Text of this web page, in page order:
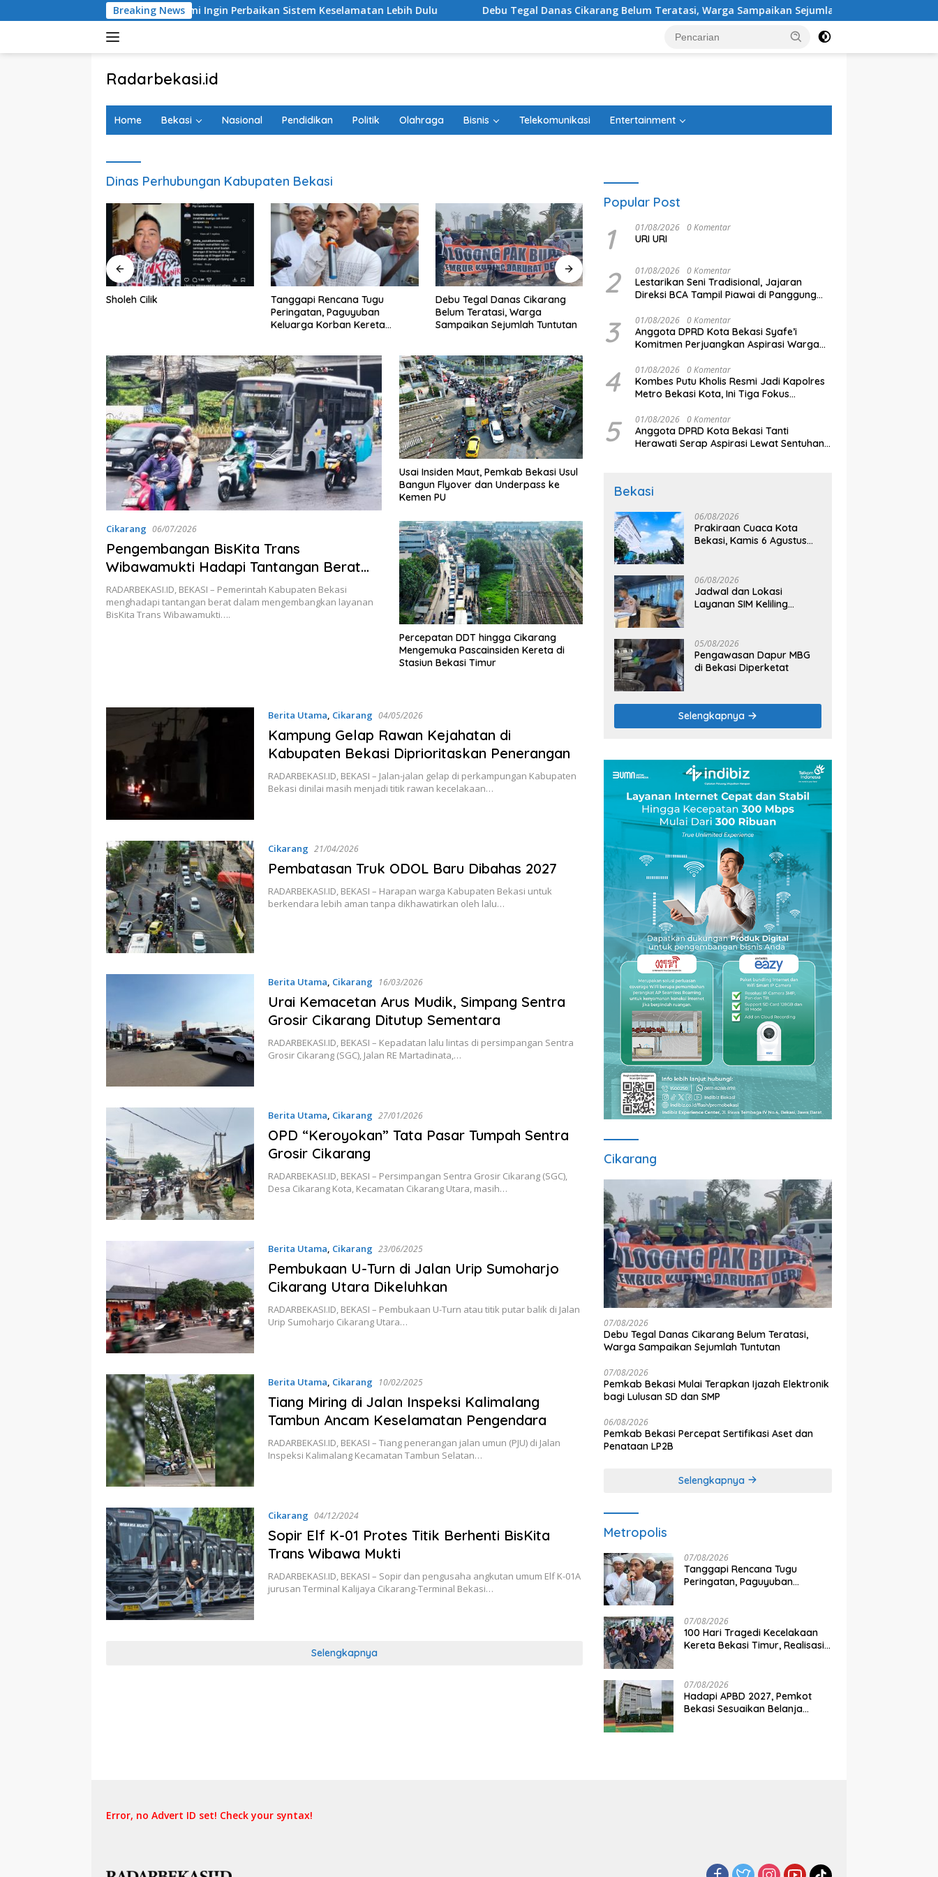
ke
Breaking News
Bekasi Timur: Kami Ingin Perbaikan Sistem Keselamatan Lebih Dulu Debu Tegal Danas Cikarang Belum Teratasi, Warga Sampaikan Sejumlah Tuntutan
Radarbekasi.id
Bekasi
Home Bekasi Nasional Pendidikan Politik Olahraga Bisnis Telekomunikasi Entertainment
Dinas Perhubungan Kabupaten Bekasi
Sholeh Cilik
Tanggapi Rencana Tugu
Peringatan, Paguyuban
Keluarga Korban Kereta
Lebih Dulu
Debu Tegal Danas Cikarang
Belum Teratasi, Warga
Sampaikan Sejumlah Tuntutan
Ketua DPRD Kota Bekasi Sardi
Jangan Ganggu Pelayanan
Publik
Ditahan Imbang Singapura 1-1,
Cikarang 06/07/2026
Pengembangan BisKita Trans
Wibawamukti Hadapi Tantangan Berat
Mengubah Kebiasaan Masyarakat
RADARBEKASI.ID, BEKASI – Pemerintah Kabupaten Bekasi
menghadapi tantangan berat dalam mengembangkan layanan
BisKita Trans Wibawamukti….
Usai Insiden Maut, Pemkab Bekasi Usul
Bangun Flyover dan Underpass ke
Kemen PU
Percepatan DDT hingga Cikarang
Mengemuka Pascainsiden Kereta di
Stasiun Bekasi Timur
Berita Utama, Cikarang 04/05/2026
Kampung Gelap Rawan Kejahatan di
Kabupaten Bekasi Diprioritaskan Penerangan
RADARBEKASI.ID, BEKASI – Jalan-jalan gelap di perkampungan Kabupaten
Bekasi dinilai masih menjadi titik rawan kecelakaan…
Cikarang 21/04/2026
Pembatasan Truk ODOL Baru Dibahas 2027
RADARBEKASI.ID, BEKASI – Harapan warga Kabupaten Bekasi untuk
berkendara lebih aman tanpa dikhawatirkan oleh lalu…
Berita Utama, Cikarang 16/03/2026
Urai Kemacetan Arus Mudik, Simpang Sentra
Grosir Cikarang Ditutup Sementara
RADARBEKASI.ID, BEKASI – Kepadatan lalu lintas di persimpangan Sentra
Grosir Cikarang (SGC), Jalan RE Martadinata,…
Berita Utama, Cikarang 27/01/2026
OPD “Keroyokan” Tata Pasar Tumpah Sentra
Grosir Cikarang
RADARBEKASI.ID, BEKASI – Persimpangan Sentra Grosir Cikarang (SGC),
Desa Cikarang Kota, Kecamatan Cikarang Utara, masih…
Berita Utama, Cikarang 23/06/2025
Pembukaan U-Turn di Jalan Urip Sumoharjo
Cikarang Utara Dikeluhkan
RADARBEKASI.ID, BEKASI – Pembukaan U-Turn atau titik putar balik di Jalan
Urip Sumoharjo Cikarang Utara…
Berita Utama, Cikarang 10/02/2025
Tiang Miring di Jalan Inspeksi Kalimalang
Tambun Ancam Keselamatan Pengendara
RADARBEKASI.ID, BEKASI – Tiang penerangan jalan umun (PJU) di Jalan
Inspeksi Kalimalang Kecamatan Tambun Selatan…
Cikarang 04/12/2024
Sopir Elf K-01 Protes Titik Berhenti BisKita
Trans Wibawa Mukti
RADARBEKASI.ID, BEKASI – Sopir dan pengusaha angkutan umum Elf K-01A
jurusan Terminal Kalijaya Cikarang-Terminal Bekasi…
Selengkapnya
Popular Post
1 01/08/2026 0 Komentar
URI URI
2 01/08/2026 0 Komentar
Lestarikan Seni Tradisional, Jajaran
Direksi BCA Tampil Piawai di Panggung
3 01/08/2026 0 Komentar
Anggota DPRD Kota Bekasi Syafe’i
Komitmen Perjuangkan Aspirasi Warga
4 01/08/2026 0 Komentar
Kombes Putu Kholis Resmi Jadi Kapolres
Metro Bekasi Kota, Ini Tiga Fokus
5 01/08/2026 0 Komentar
Anggota DPRD Kota Bekasi Tanti
Herawati Serap Aspirasi Lewat Sentuhan
Bekasi
06/08/2026
Prakiraan Cuaca Kota
Bekasi, Kamis 6 Agustus
06/08/2026
Jadwal dan Lokasi
Layanan SIM Keliling
05/08/2026
Pengawasan Dapur MBG
di Bekasi Diperketat
Selengkapnya
Cikarang
07/08/2026
Debu Tegal Danas Cikarang Belum Teratasi,
Warga Sampaikan Sejumlah Tuntutan
07/08/2026
Pemkab Bekasi Mulai Terapkan Ijazah Elektronik
bagi Lulusan SD dan SMP
06/08/2026
Pemkab Bekasi Percepat Sertifikasi Aset dan
Penataan LP2B
Selengkapnya
Metropolis
07/08/2026
Tanggapi Rencana Tugu
Peringatan, Paguyuban
Perbaikan Sistem Keselamatan
Lebih Dulu
07/08/2026
100 Hari Tragedi Kecelakaan
Kereta Bekasi Timur, Realisasi
07/08/2026
Hadapi APBD 2027, Pemkot
Bekasi Sesuaikan Belanja
Error, no Advert ID set! Check your syntax!